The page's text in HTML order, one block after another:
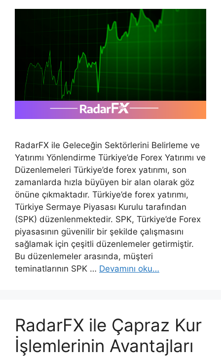
RadarFX ile Geleceğin Sektörlerini Belirleme ve
Yatırımı Yönlendirme Türkiye’de Forex Yatırımı ve
Düzenlemeleri Türkiye’de forex yatırımı, son
zamanlarda hızla büyüyen bir alan olarak göz
önüne çıkmaktadır. Türkiye’de forex yatırımı,
Türkiye Sermaye Piyasası Kurulu tarafından
(SPK) düzenlenmektedir. SPK, Türkiye’de Forex
piyasasının güvenilir bir şekilde çalışmasını
sağlamak için çeşitli düzenlemeler getirmiştir.
Bu düzenlemeler arasında, müşteri
teminatlarının SPK … Devamını oku…
RadarFX ile Çapraz Kur
İşlemlerinin Avantajları